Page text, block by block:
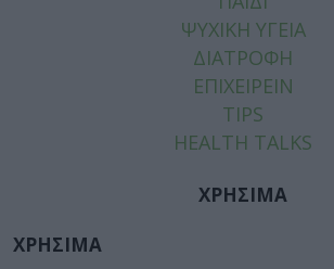
ΨΥΧΙΚΗ ΥΓΕΙΑ
ΔΙΑΤΡΟΦΗ
ΕΠΙΧΕΙΡΕΙΝ
TIPS
HEALTH TALKS
ΧΡΗΣΙΜΑ
ΧΡΗΣΙΜΑ